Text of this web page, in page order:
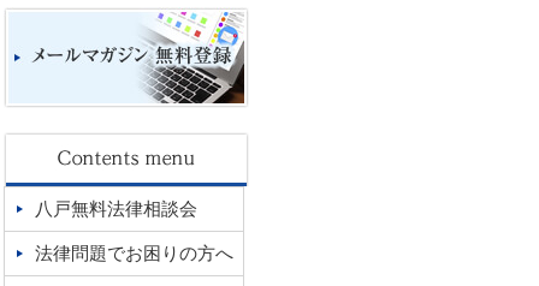
八戸無料法律相談会
法律問題でお困りの方へ